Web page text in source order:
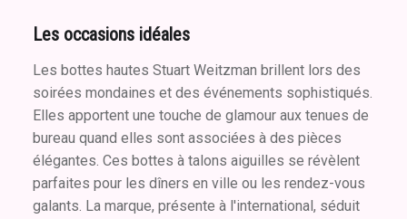
Les occasions idéales
Les bottes hautes Stuart Weitzman brillent lors des
soirées mondaines et des événements sophistiqués.
Elles apportent une touche de glamour aux tenues de
bureau quand elles sont associées à des pièces
élégantes. Ces bottes à talons aiguilles se révèlent
parfaites pour les dîners en ville ou les rendez-vous
galants. La marque, présente à l'international, séduit